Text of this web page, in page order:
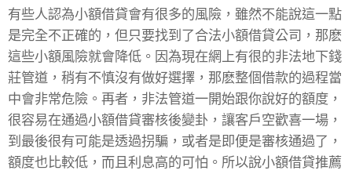
有些人認為小額借貸會有很多的風險，雖然不能說這一點
是完全不正確的，但只要找到了合法小額借貸公司，那麽
這些小額風險就會降低。因為現在網上有很的非法地下錢
莊管道，稍有不慎沒有做好選擇，那麽整個借款的過程當
中會非常危險。再者，非法管道一開始跟你說好的額度，
很容易在通過小額借貸審核後變卦，讓客戶空歡喜一場，
到最後很有可能是透過拐騙，或者是即便是審核通過了，
額度也比較低，而且利息高的可怕。所以說小額借貸推薦